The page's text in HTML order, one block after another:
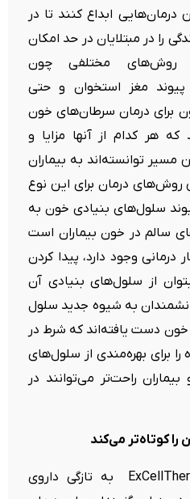
درمان‌هایی ابداع کنند تا در
را در مبتلایان در حد امکان
روش‌های مختلفی چون
پیوند مغز استخوان و حتی
برای درمان سرطان‌های خون
که هر کدام از آنها مزایا و
مسیر توانسته‌اند به بیماران
روش‌های درمان برای این نوع
سلول‌های بنیادی خون به
سالم در خون بیماران است
درمانی وجود دارد، پیدا کردن
از سلول‌های بنیادی آن
به شیوه جدید سلول
خون دست یافته‌اند که شرط در
برای بهره‌مندی از سلول‌های
راحت‌تر می‌توانند در
را کوتاه‌تر می‌کند
محققان شرکت دارویی ExCellThera به تازگی داروی